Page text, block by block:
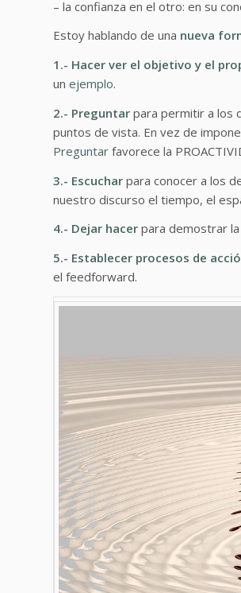
– la confianza en el otro: en su
Estoy hablando de una nueva
1.- Hacer ver el objetivo y el
un ejemplo.
2.- Preguntar para permitir a los
puntos de vista. En vez de
Preguntar favorece la
3.- Escuchar para conocer a los
nuestro discurso el tiempo, el
4.- Dejar hacer para demostrar
5.- Establecer procesos de
el feedforward.